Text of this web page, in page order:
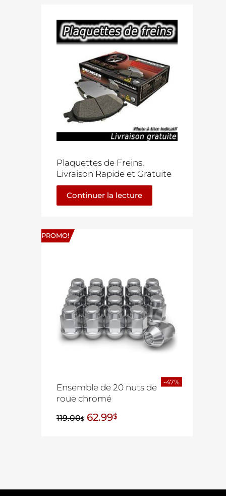
Plaquettes de Freins.
Livraison Rapide et Gratuite
Continuer la lecture
PROMO!
Ensemble de 20 nuts de
roue chromé
119.00$ 62.99$
-47%